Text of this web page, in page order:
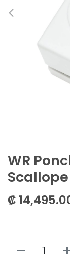
WR
Scallope
₡